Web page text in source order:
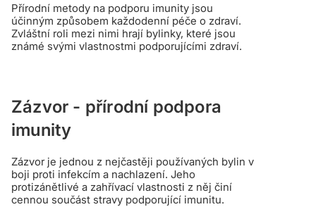
Přírodní metody na podporu imunity jsou
účinným způsobem každodenní péče o zdraví.
Zvláštní roli mezi nimi hrají bylinky, které jsou
známé svými vlastnostmi podporujícími zdraví.
Zázvor - přírodní podpora
imunity
Zázvor je jednou z nejčastěji používaných bylin v
boji proti infekcím a nachlazení. Jeho
protizánětlivé a zahřívací vlastnosti z něj činí
cennou součást stravy podporující imunitu.